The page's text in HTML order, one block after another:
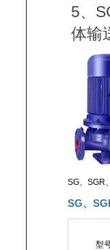
5、
体输
SG、SGR
SG、
型